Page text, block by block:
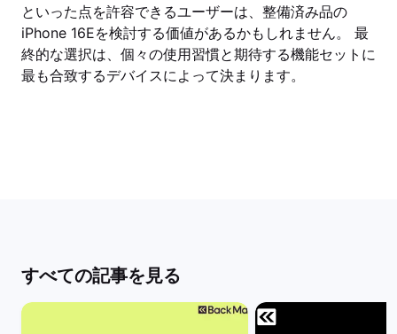
といった点を許容できるユーザーは、整備済み品の
iPhone 16Eを検討する価値があるかもしれません。 最
終的な選択は、個々の使用習慣と期待する機能セットに
最も合致するデバイスによって決まります。
すべての記事を見る